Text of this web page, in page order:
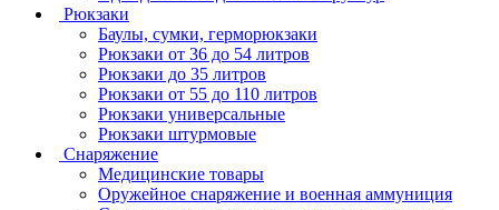
Рюкзаки
Баулы, сумки, герморюкзаки
Рюкзаки от 36 до 54 литров
Рюкзаки до 35 литров
Рюкзаки от 55 до 110 литров
Рюкзаки универсальные
Рюкзаки штурмовые
Снаряжение
Медицинские товары
Оружейное снаряжение и военная аммуниция